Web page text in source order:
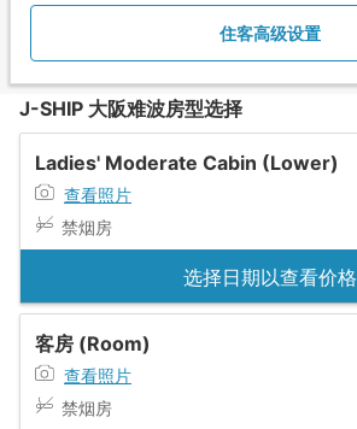
住客高级设置
J-SHIP 大阪难波房型选择
Ladies' Moderate Cabin (Lower)
查看照片
禁烟房
选择日期以查看价格
客房 (Room)
查看照片
禁烟房